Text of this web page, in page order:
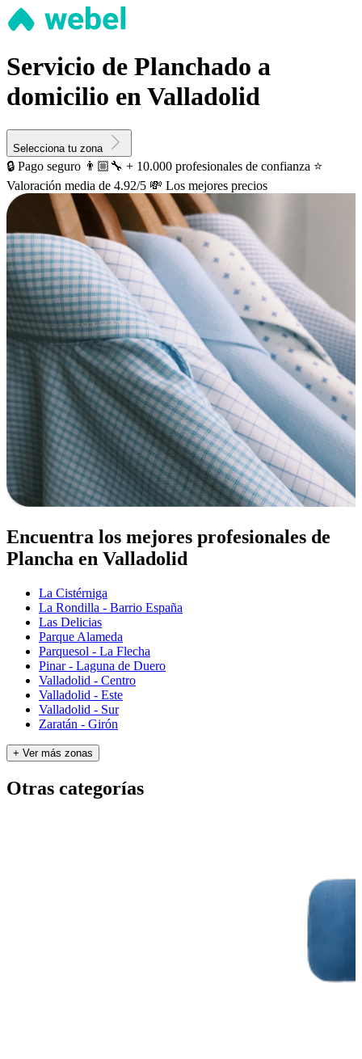
Servicio de Planchado a
domicilio en Valladolid
Selecciona tu zona
🔒 Pago seguro 👨🏼‍🔧 + 10.000 profesionales de confianza ⭐️
Valoración media de 4.92/5 💸 Los mejores precios
Encuentra los mejores profesionales de
Plancha en Valladolid
La Cistérniga
La Rondilla - Barrio España
Las Delicias
Parque Alameda
Parquesol - La Flecha
Pinar - Laguna de Duero
Valladolid - Centro
Valladolid - Este
Valladolid - Sur
Zaratán - Girón
+ Ver más zonas
Otras categorías